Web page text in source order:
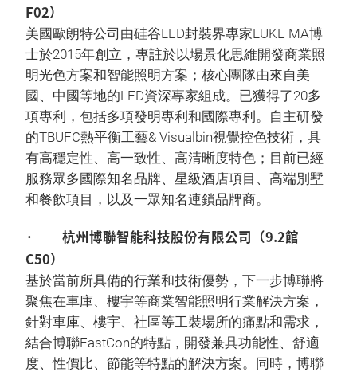
F02）
美國歐朗特公司由硅谷LED封裝界專家LUKE MA博
士於2015年創立，專註於以場景化思維開發商業照
明光色方案和智能照明方案；核心團隊由來自美
國、中國等地的LED資深專家組成。已獲得了20多
項專利，包括多項發明專利和國際專利。自主研發
的TBUFC熱平衡工藝& Visualbin視覺控色技術，具
有高穩定性、高一致性、高清晰度特色；目前已經
服務眾多國際知名品牌、星級酒店項目、高端別墅
和餐飲項目，以及一眾知名連鎖品牌商。
· 杭州博聯智能科技股份有限公司（9.2館
C50）
基於當前所具備的行業和技術優勢，下一步博聯將
聚焦在車庫、樓宇等商業智能照明行業解決方案，
針對車庫、樓宇、社區等工裝場所的痛點和需求，
結合博聯FastCon的特點，開發兼具功能性、舒適
度、性價比、節能等特點的解決方案。同時，博聯